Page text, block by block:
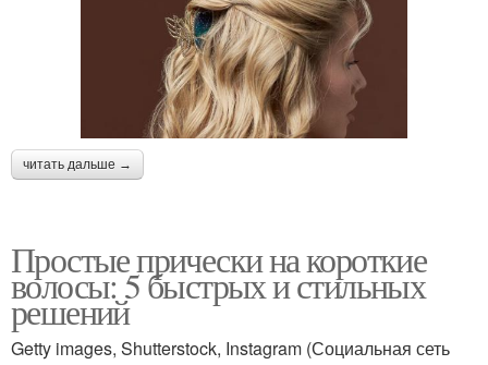
читать дальше →
Простые прически на короткие
волосы: 5 быстрых и стильных
решений
Getty images, Shutterstock, Instagram (Социальная сеть